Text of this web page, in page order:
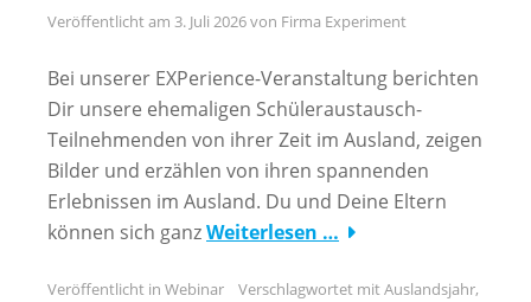
Veröffentlicht am 3. Juli 2026von Firma Experiment
Bei unserer EXPerience-Veranstaltung berichten
Dir unsere ehemaligen Schüleraustausch-
Teilnehmenden von ihrer Zeit im Ausland, zeigen
Bilder und erzählen von ihren spannenden
Erlebnissen im Ausland. Du und Deine Eltern
können sich ganzWeiterlesen …
Veröffentlicht in Webinar Verschlagwortet mitAuslandsjahr,